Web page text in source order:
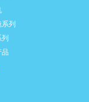
系列
列
品